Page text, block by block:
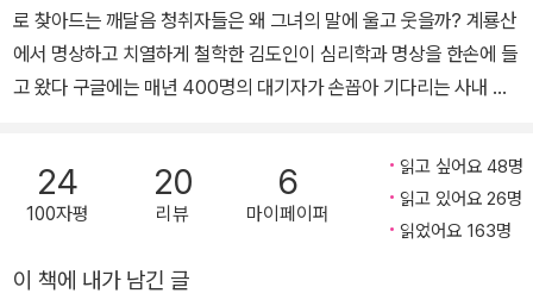
로 찾아드는 깨달음 청취자들은 왜 그녀의 말에 울고 웃을까? 계룡산
에서 명상하고 치열하게 철학한 김도인이 심리학과 명상을 한손에 들
고 왔다 구글에는 매년 400명의 대기자가 손꼽아 기다리는 사내 교
7주간의 ‘명상’ 프로그램이다. 이 과정을 이수한 구글 직원들은 감정
조절 능력이 높아지면서 자신감과 인간관계, 업무력, 리더십 문제가
연쇄적으로 해결됐다고 평가한다. 구글뿐 아니라 야후, 나이키, 골드
업을 제공하는 데 지원을 아끼지 않는다. 과거에는 현실과는 동떨어
24
100자평
20
리뷰
6
마이페이퍼
읽고 싶어요 48명
읽고 있어요 26명
읽었어요 163명
이 책에 내가 남긴 글